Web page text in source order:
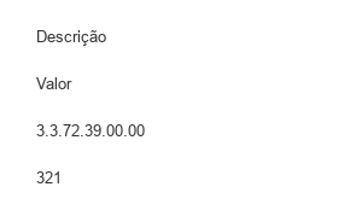
Descrição
Valor
3.3.72.39.00.00
321